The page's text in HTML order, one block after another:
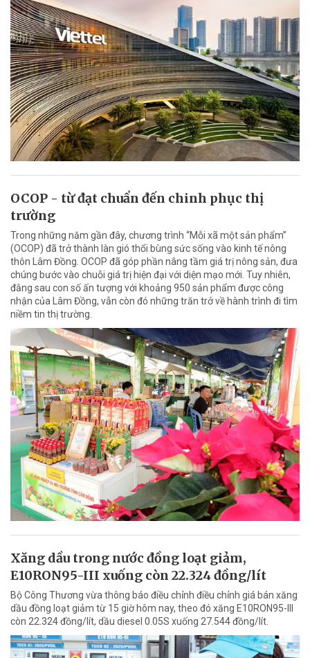
OCOP - từ đạt chuẩn đến chinh phục thị
trường
Trong những năm gần đây, chương trình “Mỗi xã một sản phẩm”
(OCOP) đã trở thành làn gió thổi bùng sức sống vào kinh tế nông
thôn Lâm Đồng. OCOP đã góp phần nâng tầm giá trị nông sản, đưa
chúng bước vào chuỗi giá trị hiện đại với diện mạo mới. Tuy nhiên,
đằng sau con số ấn tượng với khoảng 950 sản phẩm được công
nhận của Lâm Đồng, vẫn còn đó những trăn trở về hành trình đi tìm
niềm tin thị trường.
Xăng dầu trong nước đồng loạt giảm,
E10RON95-III xuống còn 22.324 đồng/lít
Bộ Công Thương vừa thông báo điều chỉnh điều chỉnh giá bán xăng
dầu đồng loạt giảm từ 15 giờ hôm nay, theo đó xăng E10RON95-III
còn 22.324 đồng/lít, dầu diesel 0.05S xuống 27.544 đồng/lít.